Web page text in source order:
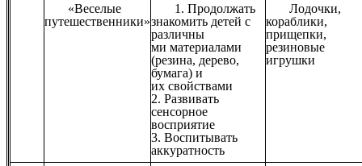
«Веселые
путешественники»
1. Продолжать
знакомить детей с
различны
ми материалами
(резина, дерево,
бумага) и
их свойствами
2. Развивать
сенсорное
восприятие
3. Воспитывать
аккуратность
Лодочки,
кораблики,
прищепки,
резиновые
игрушки